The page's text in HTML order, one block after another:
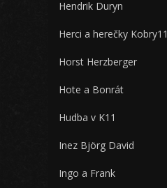
Hendrik Duryn
Herci a herečky Kobry11
Horst Herzberger
Hote a Bonrát
Hudba v K11
Inez Björg David
Ingo a Frank